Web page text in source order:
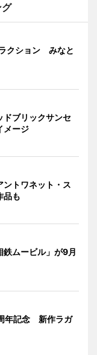
クション みなと
ドブリックサンセ
メージ
ントワネット・ス
品も
鉄ムービル」が9月
年記念 新作ラガ